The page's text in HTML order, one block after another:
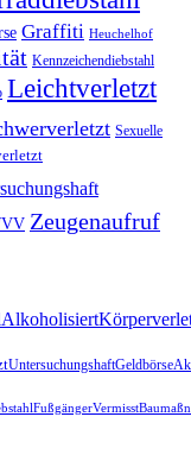
Graffiti Heuchelhof
Kennzeichendiebstahl
Leichtverletzt
Sexuelle
Zeugenaufruf
Alkoholisiert
UntersuchungshaftGeldbörse
FußgängerVermisst